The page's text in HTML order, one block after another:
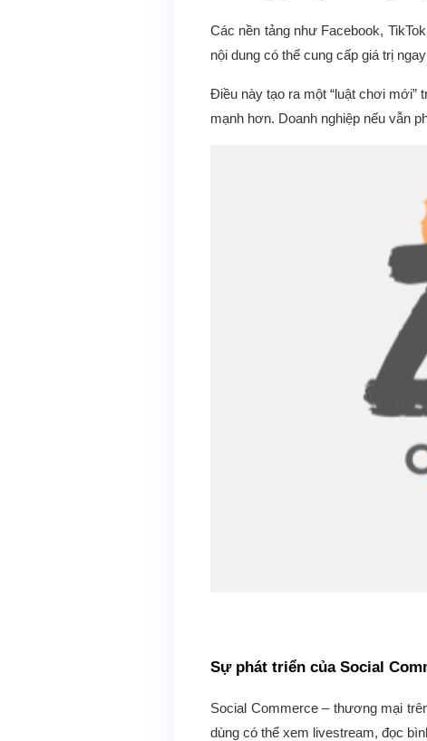
Các nền tảng như Facebook,
nội dung có thể cung cấp giá trị
Điều này tạo ra một “luật chơi mới”
mạnh hơn. Doanh nghiệp nếu vẫn
Sự phát triển của Social
Social Commerce – thương mại
dùng có thể xem livestream, đọc